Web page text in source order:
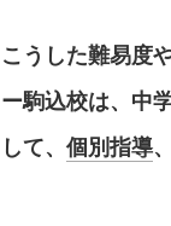
こうした難易度
ー駒込校は、中
して、 個別指導